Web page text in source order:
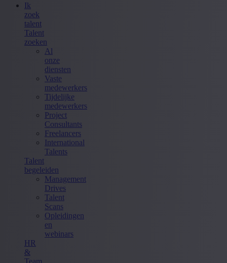
Ik
zoek
talent
Talent
zoeken
Al
onze
diensten
Vaste
medewerkers
Tijdelijke
medewerkers
Project
Consultants
Freelancers
International
Talents
Talent
begeleiden
Management
Drives
Talent
Scans
Opleidingen
en
webinars
HR
&
Team